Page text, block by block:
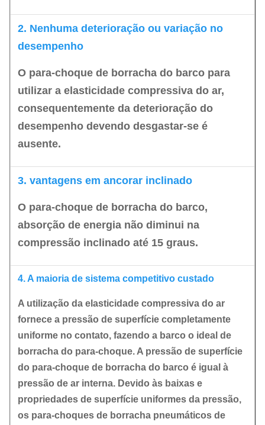
2. Nenhuma deterioração ou variação no
desempenho
O para-choque de borracha do barco para
utilizar a elasticidade compressiva do ar,
consequentemente da deterioração do
desempenho devendo desgastar-se é
ausente.
3. vantagens em ancorar inclinado
O para-choque de borracha do barco,
absorção de energia não diminui na
compressão inclinado até 15 graus.
4. A maioria de sistema competitivo custado
A utilização da elasticidade compressiva do ar
fornece a pressão de superfície completamente
uniforme no contato, fazendo a barco o ideal de
borracha do para-choque. A pressão de superfície
do para-choque de borracha do barco é igual à
pressão de ar interna. Devido às baixas e
propriedades de superfície uniformes da pressão,
os para-choques de borracha pneumáticos de